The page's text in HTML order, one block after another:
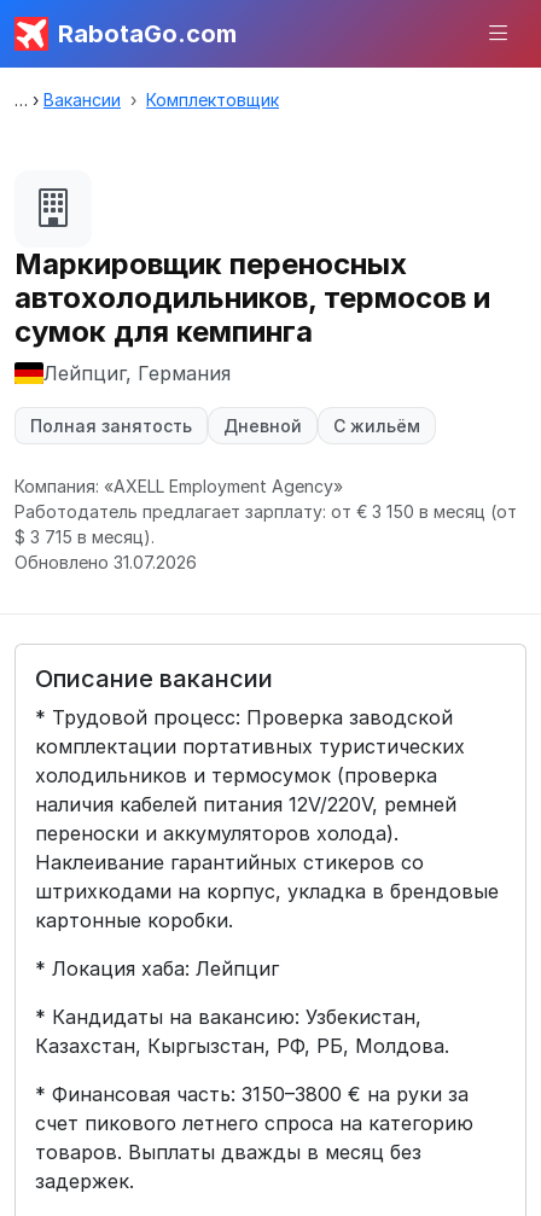
RabotaGo.com
Вакансии Комплектовщик
Маркировщик переносных
автохолодильников, термосов и
сумок для кемпинга
Лейпциг, Германия
Полная занятость Дневной С жильём
Компания: «AXELL Employment Agency»
Работодатель предлагает зарплату: от € 3 150 в месяц (от
$ 3 715 в месяц).
Обновлено 31.07.2026
Описание вакансии
* Трудовой процесс: Проверка заводской
комплектации портативных туристических
холодильников и термосумок (проверка
наличия кабелей питания 12V/220V, ремней
переноски и аккумуляторов холода).
Наклеивание гарантийных стикеров со
штрихкодами на корпус, укладка в брендовые
картонные коробки.
* Локация хаба: Лейпциг
* Кандидаты на вакансию: Узбекистан,
Казахстан, Кыргызстан, РФ, РБ, Молдова.
* Финансовая часть: 3150–3800 € на руки за
счет пикового летнего спроса на категорию
товаров. Выплаты дважды в месяц без
задержек.